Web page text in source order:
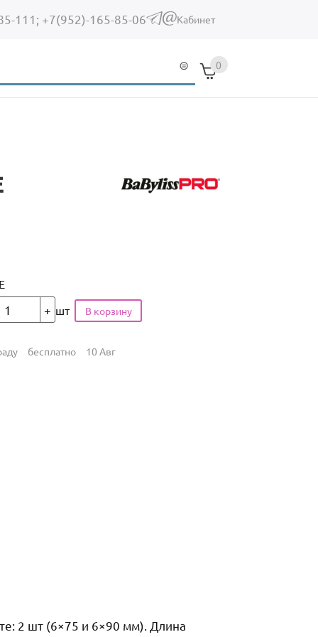
111; +7(952)-165-85-06 (link sends e-mail)
Кабинет
0
шт
бесплатно 10 Авг
2 шт (6×75 и 6×90 мм). Длина